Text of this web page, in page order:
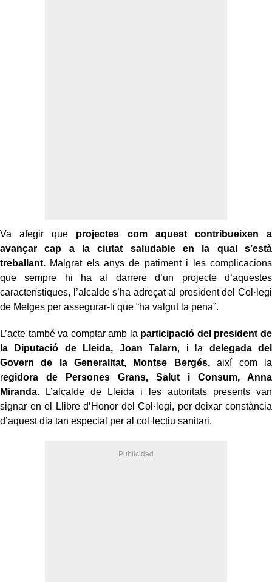
Va afegir que projectes com aquest contribueixen a
avançar cap a la ciutat saludable en la qual s’està
treballant. Malgrat els anys de patiment i les complicacions
que sempre hi ha al darrere d’un projecte d’aquestes
característiques, l’alcalde s’ha adreçat al president del Col·legi
de Metges per assegurar-li que “ha valgut la pena”.
L’acte també va comptar amb la participació del president de
la Diputació de Lleida, Joan Talarn, i la delegada del
Govern de la Generalitat, Montse Bergés,així com la
regidora de Persones Grans, Salut i Consum, Anna
Miranda. L’alcalde de Lleida i les autoritats presents van
signar en el Llibre d’Honor del Col·legi, per deixar constància
d’aquest dia tan especial per al col·lectiu sanitari.